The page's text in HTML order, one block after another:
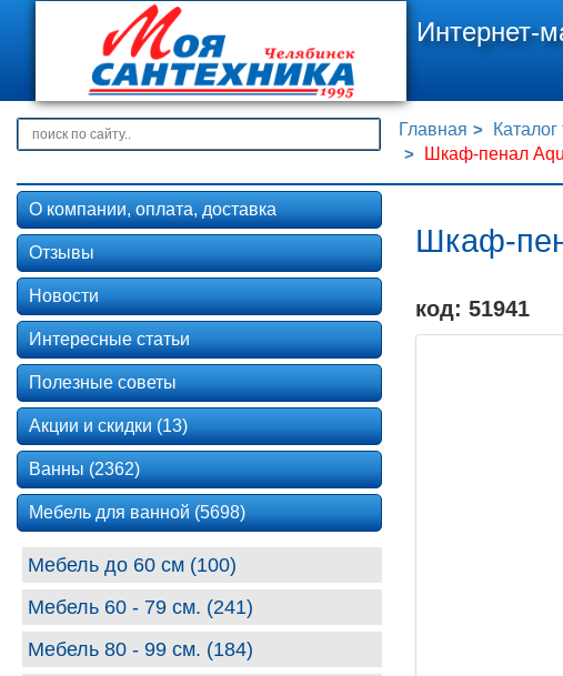
Интернет-
Главная
Шкаф-пенал
Шкаф-
код: 51941
О компании, оплата, доставка
Отзывы
Новости
Интересные статьи
Полезные советы
Акции и скидки (13)
Ванны (2362)
Мебель для ванной (5698)
Мебель до 60 см (100)
Мебель 60 - 79 см. (241)
Мебель 80 - 99 cм. (184)